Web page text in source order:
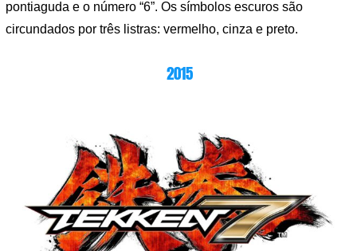
pontiaguda e o número “6”. Os símbolos escuros são
circundados por três listras: vermelho, cinza e preto.
2015